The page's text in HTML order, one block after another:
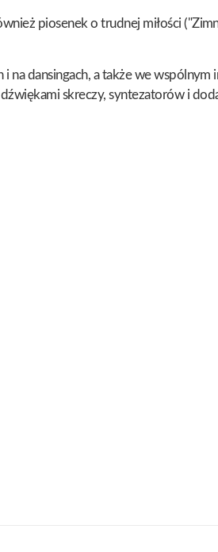
piosenek o trudnej miłości
i na dansingach, a także we
skreczy, syntezatorów i